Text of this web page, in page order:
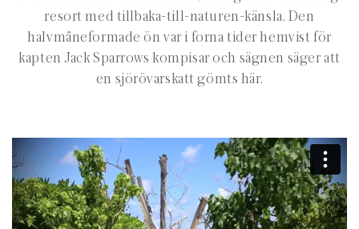
resort med tillbaka-till-naturen-känsla. Den
halvmåneformade ön var i forna tider hemvist för
kapten Jack Sparrows kompisar och sägnen säger att
en sjörövarskatt gömts här.